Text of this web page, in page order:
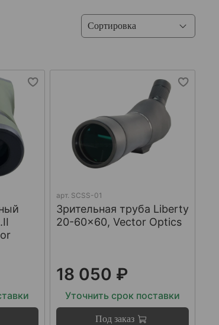
арт. SCSS-01
Зрительная труба Liberty
20-60x60, Vector Optics
18 050 ₽
Уточнить срок поставки
Под заказ